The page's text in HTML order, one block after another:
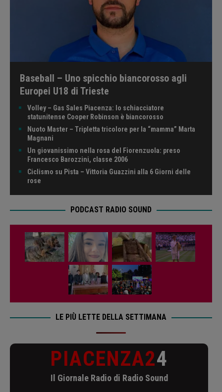
Baseball – Uno spicchio biancorosso agli
Europei U18 di Trieste
Volley – Gas Sales Piacenza: lo schiacciatore
statunitense Cooper Robinson è biancorosso
Nuoto Master – Tripletta tricolore per la “mamma” Marta
Magnani
Un giovanissimo nella rosa del Fiorenzuola: preso
Francesco Barozzini, classe 2006
Ciclismo su Pista – Vittoria Guazzini alla 6 Giorni delle
rose
PODCAST RADIO SOUND
LE PIÙ LETTE DELLA SETTIMANA
PIACENZA24
Il Giornale Radio di Radio Sound